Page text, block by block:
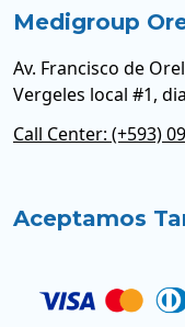
Medigroup
Av. Francisco de
Vergeles local #1,
Call Center: (+593)
Aceptamos